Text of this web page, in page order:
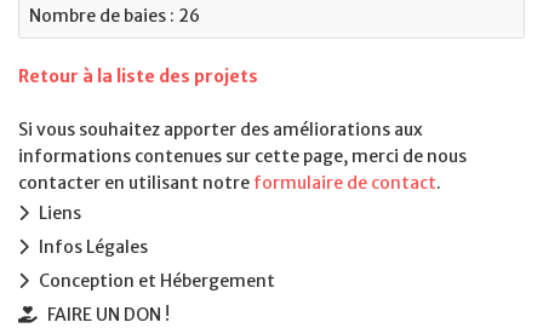
Nombre de baies : 26
Retour à la liste des projets
Si vous souhaitez apporter des améliorations aux
informations contenues sur cette page, merci de nous
contacter en utilisant notre formulaire de contact.
Liens
Infos Légales
Conception et Hébergement
FAIRE UN DON !